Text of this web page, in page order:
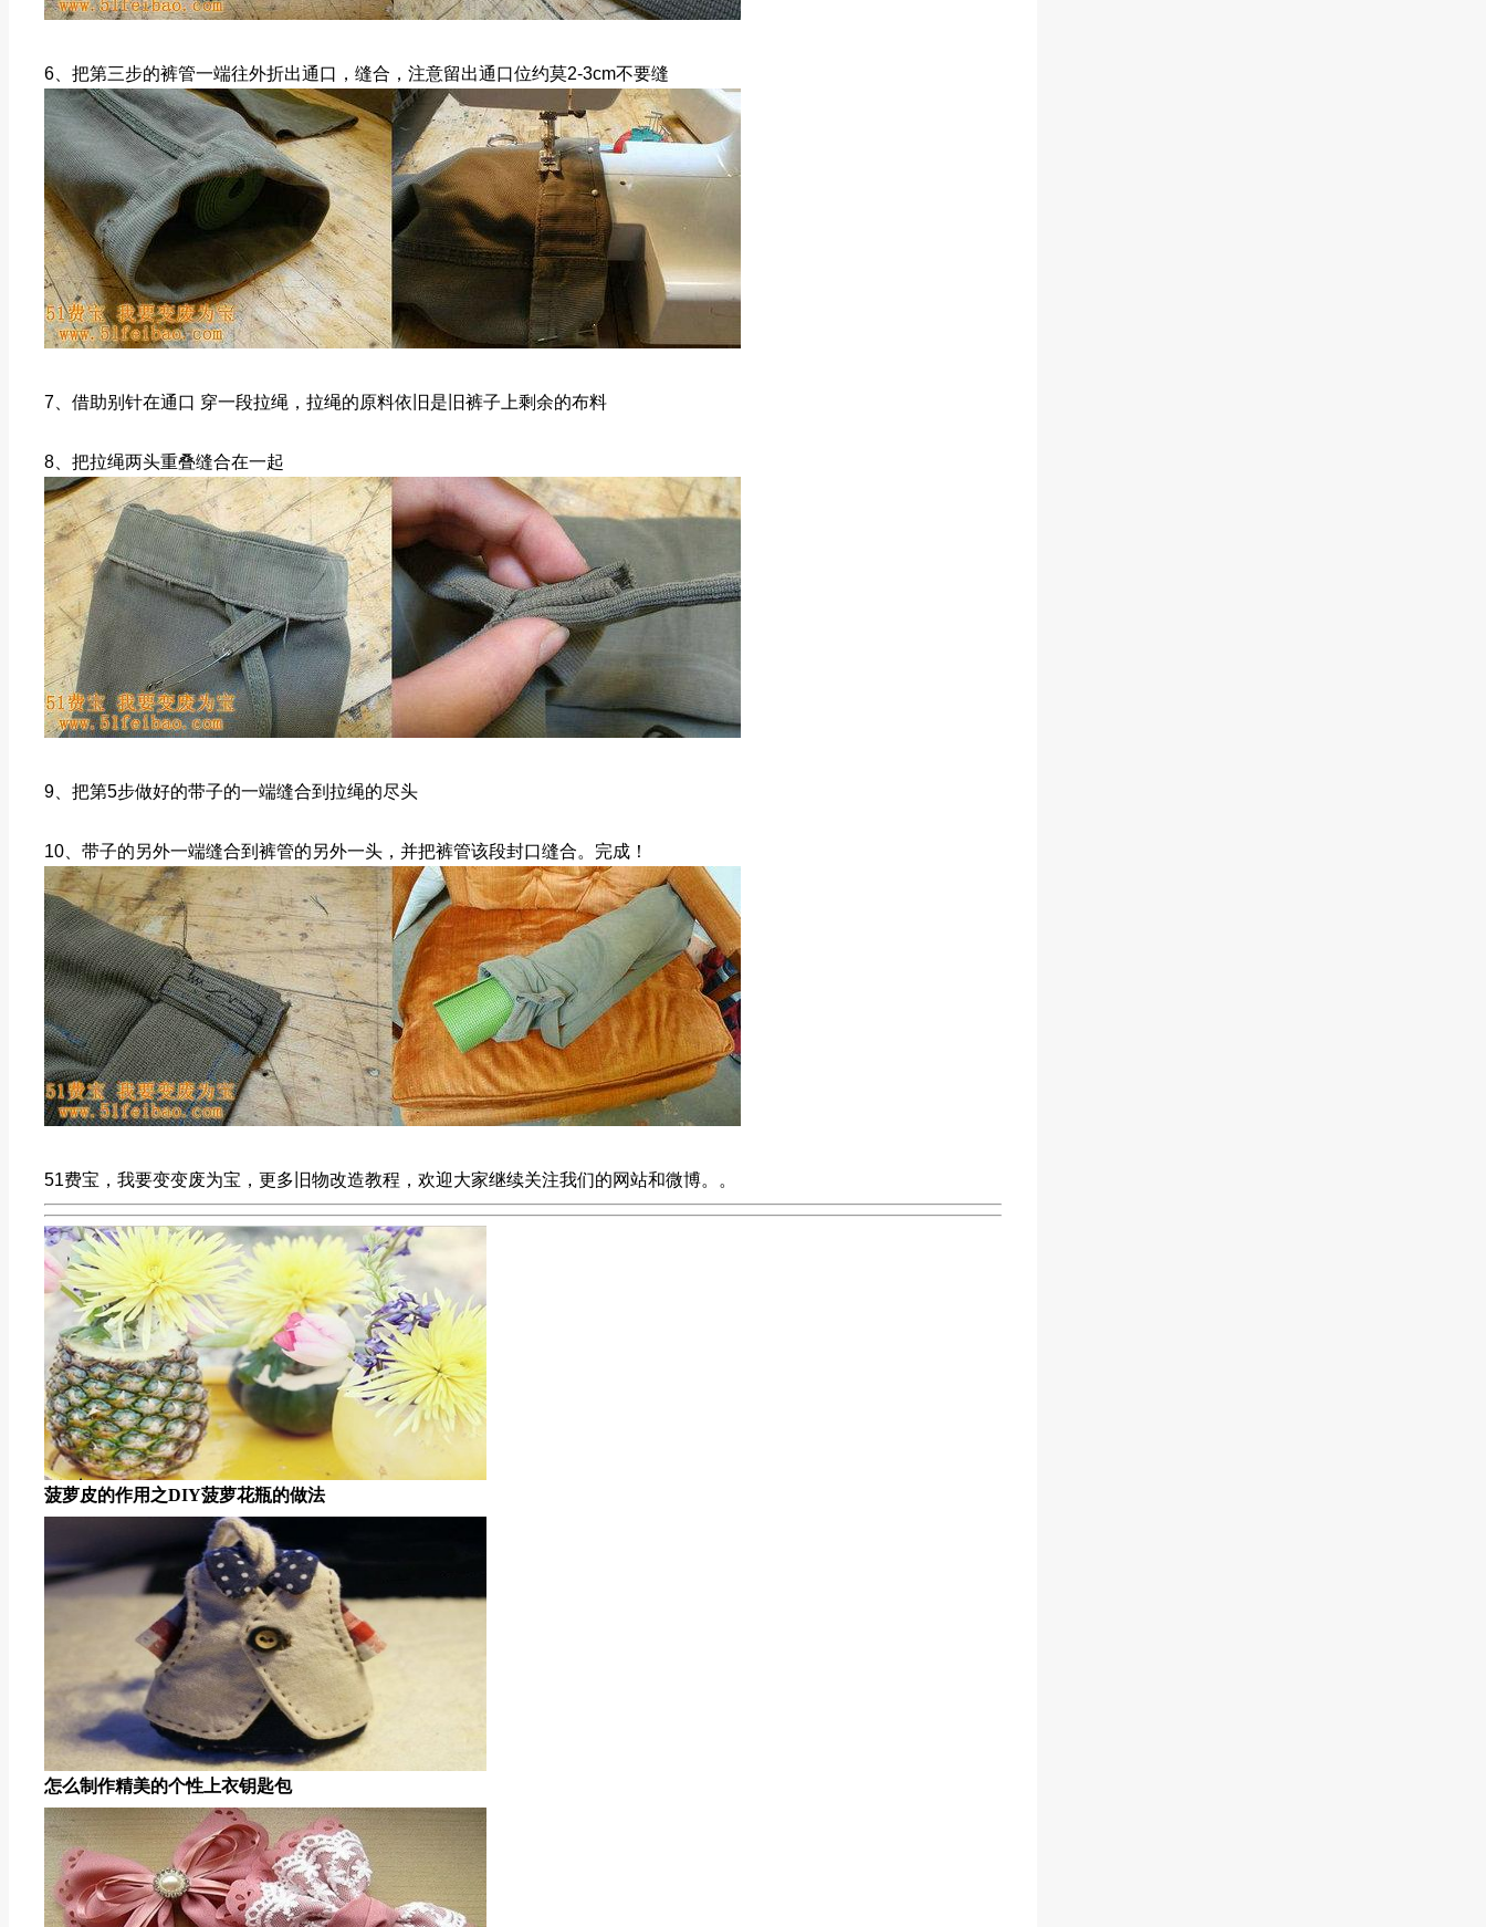
6、把第三步的裤管一端往外折出通口，缝合，注意留出通口位约莫2-3cm不要缝
7、借助别针在通口 穿一段拉绳，拉绳的原料依旧是旧裤子上剩余的布料
8、把拉绳两头重叠缝合在一起
9、把第5步做好的带子的一端缝合到拉绳的尽头
10、带子的另外一端缝合到裤管的另外一头，并把裤管该段封口缝合。完成！
51费宝，我要变变废为宝，更多旧物改造教程，欢迎大家继续关注我们的网站和微博。 。
菠萝皮的作用之DIY菠萝花瓶的做法
怎么制作精美的个性上衣钥匙包